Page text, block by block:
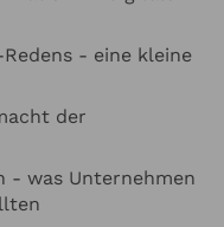
- eine kleine
der
- was Unternehmen